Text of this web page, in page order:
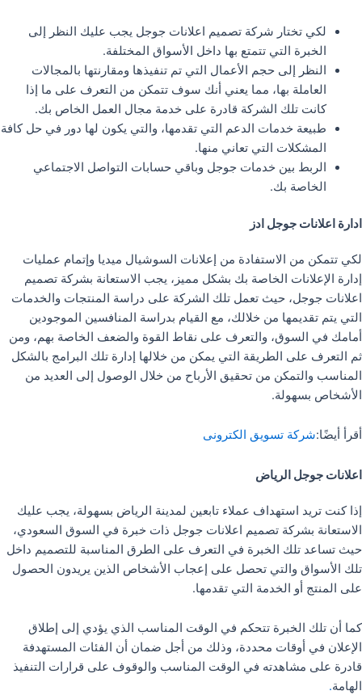
لكي تختار شركة تصميم اعلانات جوجل يجب عليك النظر إلى
الخبرة التي تتمتع بها داخل الأسواق المختلفة.
النظر إلى حجم الأعمال التي تم تنفيذها ومقارنتها بالمجالات
العاملة بها، مما يعني أنك سوف تتمكن من التعرف على ما إذا
كانت تلك الشركة قادرة على خدمة مجال العمل الخاص بك.
طبيعة خدمات الدعم التي تقدمها، والتي يكون لها دور في حل كافة
المشكلات التي تعاني منها.
الربط بين خدمات جوجل وباقي حسابات التواصل الاجتماعي
الخاصة بك.
ادارة اعلانات جوجل ادز
لكي تتمكن من الاستفادة من إعلانات السوشيال ميديا وإتمام عمليات
إدارة الإعلانات الخاصة بك بشكل مميز، يجب الاستعانة بشركة تصميم
اعلانات جوجل، حيث تعمل تلك الشركة على دراسة المنتجات والخدمات
التي يتم تقديمها من خلالك، مع القيام بدراسة المنافسين الموجودين
أمامك في السوق، والتعرف على نقاط القوة والضعف الخاصة بهم، ومن
ثم التعرف على الطريقة التي يمكن من خلالها إدارة تلك البرامج بالشكل
المناسب والتمكن من تحقيق الأرباح من خلال الوصول إلى العديد من
الأشخاص بسهولة.
أقرأ أيضًا:شركة تسويق الكترونى
اعلانات جوجل الرياض
إذا كنت تريد استهداف عملاء تابعين لمدينة الرياض بسهولة، يجب عليك
الاستعانة بشركة تصميم اعلانات جوجل ذات خبرة في السوق السعودي،
حيث تساعد تلك الخبرة في التعرف على الطرق المناسبة للتصميم داخل
تلك الأسواق والتي تحصل على إعجاب الأشخاص الذين يريدون الحصول
على المنتج أو الخدمة التي تقدمها.
كما أن تلك الخبرة تتحكم في الوقت المناسب الذي يؤدي إلى إطلاق
الإعلان في أوقات محددة، وذلك من أجل ضمان أن الفئات المستهدفة
قادرة على مشاهدته في الوقت المناسب والوقوف على قرارات التنفيذ
الهامة.